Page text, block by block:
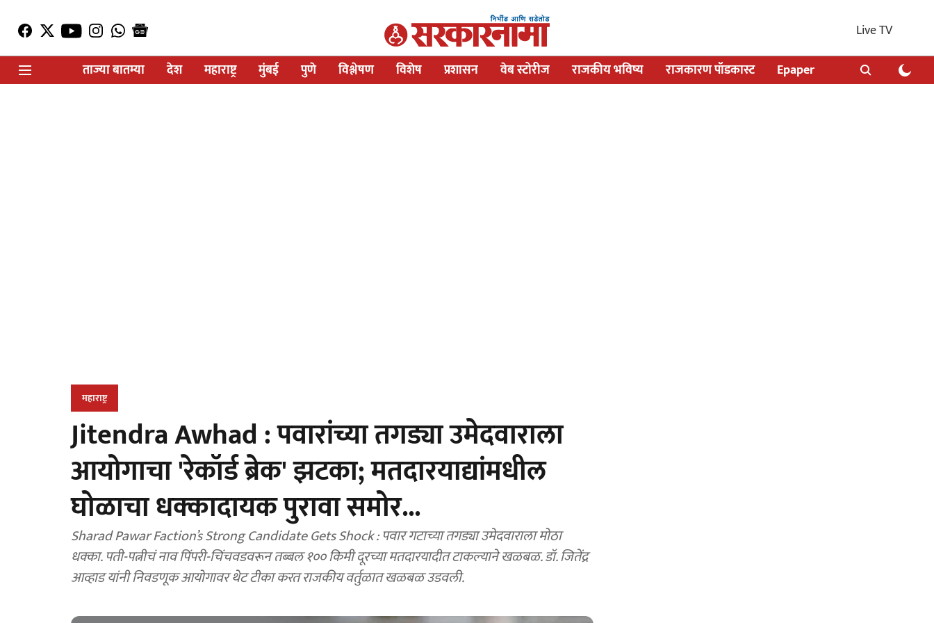
Live TV
ताज्या बातम्या
देश महाराष्ट्र मुंबई पुणे विश्लेषण विशेष प्रशासन वेब स्टोरीज राजकीय भविष्य राजकारण पॉडकास्ट Epaper
महाराष्ट्र
Jitendra Awhad : पवारांच्या तगड्या उमेदवाराला
आयोगाचा 'रेकॉर्ड ब्रेक' झटका; मतदारयाद्यांमधील
घोळाचा धक्कादायक पुरावा समोर...
Sharad Pawar Faction’s Strong Candidate Gets Shock : पवार गटाच्या तगड्या उमेदवाराला मोठा
धक्का. पती-पत्नीचं नाव पिंपरी-चिंचवडवरून तब्बल १०० किमी दूरच्या मतदारयादीत टाकल्याने खळबळ. डॉ. जितेंद्र
आव्हाड यांनी निवडणूक आयोगावर थेट टीका करत राजकीय वर्तुळात खळबळ उडवली.